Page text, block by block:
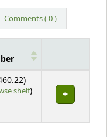
Comments ( 0 )
shelf(Opens below)
)